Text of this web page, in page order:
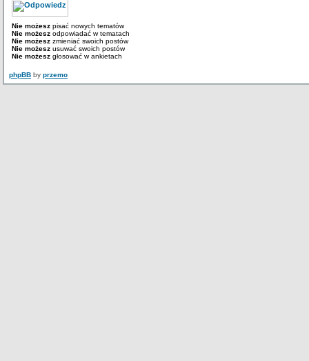
Nie możesz pisać nowych tematów
Nie możesz odpowiadać w tematach
Nie możesz zmieniać swoich postów
Nie możesz usuwać swoich postów
Nie możesz głosować w ankietach
phpBB by przemo